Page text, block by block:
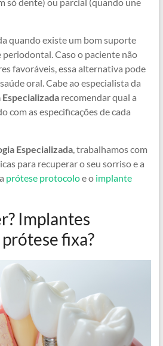
quando existe um bom suporte
periodontal. Caso o paciente não
favoráveis, essa alternativa pode
oral. Cabe ao especialista da
recomendar qual a
com as especificações de cada
Especializada, trabalhamos com
para recuperar o seu sorriso e a
prótese protocoloe o implante
Implantes
fixa?